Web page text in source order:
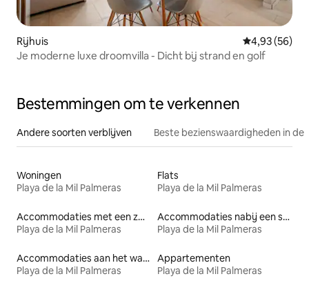
Rijhuis Gemiddelde
4,93 (56)
Je moderne luxe droomvilla - Dicht bij strand en golf
Bestemmingen om te verkennen
Andere soorten verblijven Beste bezienswaardigheden in de
Woningen
Playa de la Mil Palmeras
Flats
Playa de la Mil Palmeras
Accommodaties met een zwembad
Playa de la Mil Palmeras
Accommodaties nabij een strand
Playa de la Mil Palmeras
Accommodaties aan het water
Playa de la Mil Palmeras
Appartementen
Playa de la Mil Palmeras